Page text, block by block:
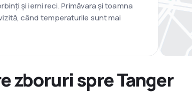
și ierni reci. Primăvara și toamna
când temperaturile sunt mai
zboruri spre Tanger